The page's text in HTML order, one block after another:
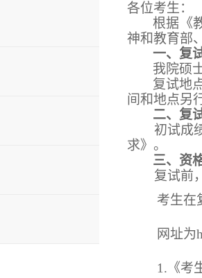
各位考生：
根据《
神和教育部
一、复
我院硕
复试地
间和地点另
二、复
初试成
求》。
三、资
复试前
考生在
网址为
1.《考